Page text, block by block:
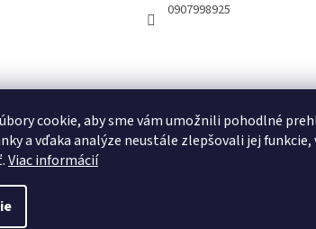
cookie, aby sme vám umožnili pohodlné
a vďaka analýze neustále zlepšovali jej funkcie,
Viac informácií
0907998925
Obchodné podmienky